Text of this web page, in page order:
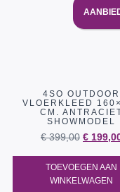
4SO OUTDOOR
VLOERKLEED
CM.
SHOWMODEL
€399,00 €
TOEVOEGEN AAN
WINKELWAGEN